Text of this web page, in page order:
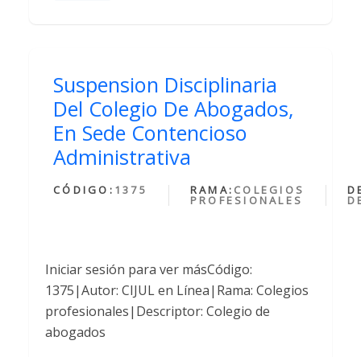
Suspension Disciplinaria
Del Colegio De Abogados,
En Sede Contencioso
Administrativa
CÓDIGO: 1375 RAMA: COLEGIOS
PROFESIONALES
Iniciar sesión para ver másCódigo:
1375|Autor: CIJUL en Línea|Rama: Colegios
profesionales|Descriptor: Colegio de
abogados